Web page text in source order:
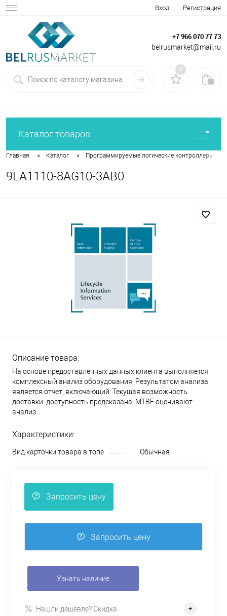
Вход Регистрация
+7 966 070 77 73
belrusmarket@mail.ru
0
Каталог товаров
Главная • Каталог • Программируемые логические контроллеры
9LA1110-8AG10-3AB0
Описание товара:
На основе предоставленных данных клиента выполняется
комплексный анализ оборудования. Результатом анализа
является отчет, включающий: Текущая возможность
доставки. доступность предсказана. MTBF оценивают
анализ
Характеристики:
Вид карточки товара в топе Обычная
Запросить цену
Запросить цену
Узнать наличие
Нашли дешевле? Скидка